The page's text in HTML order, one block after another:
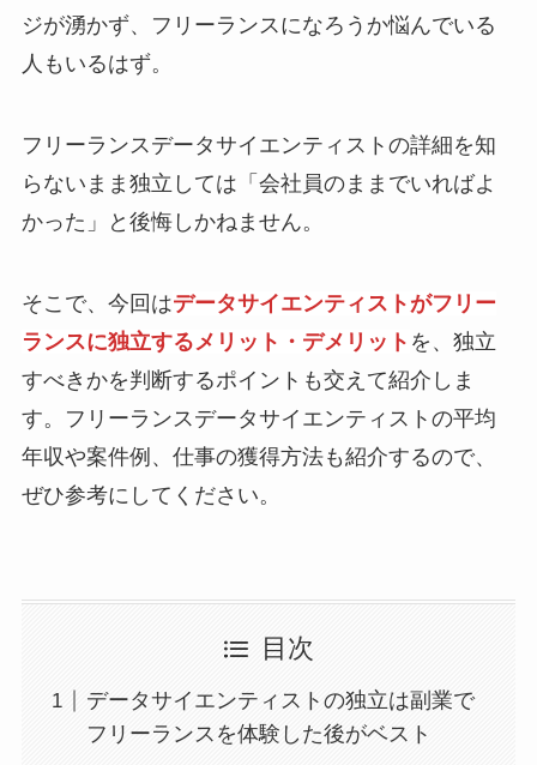
ジが湧かず、フリーランスになろうか悩んでいる
人もいるはず。
フリーランスデータサイエンティストの詳細を知
らないまま独立しては「会社員のままでいればよ
かった」と後悔しかねません。
そこで、今回はデータサイエンティストがフリー
ランスに独立するメリット・デメリット を、独立
すべきかを判断するポイントも交えて紹介しま
す。フリーランスデータサイエンティストの平均
年収や案件例、仕事の獲得方法も紹介するので、
ぜひ参考にしてください。
目次
データサイエンティストの独立は副業で
フリーランスを体験した後がベスト